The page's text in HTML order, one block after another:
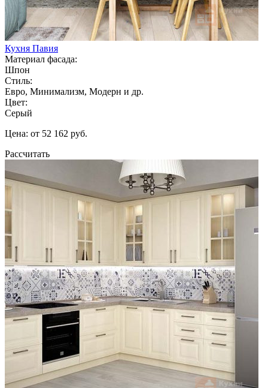
Кухня Павия
Материал фасада:
Шпон
Стиль:
Евро, Минимализм, Модерн и др.
Цвет:
Серый
Цена: от 52 162 руб.
Рассчитать